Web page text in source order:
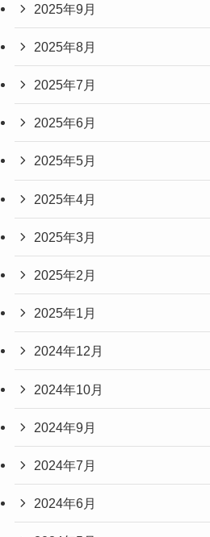
2025年9月
2025年8月
2025年7月
2025年6月
2025年5月
2025年4月
2025年3月
2025年2月
2025年1月
2024年12月
2024年10月
2024年9月
2024年7月
2024年6月